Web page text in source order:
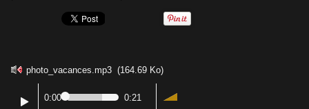
photo_vacances.mp3 (164.69 Ko)
0:00 0:21